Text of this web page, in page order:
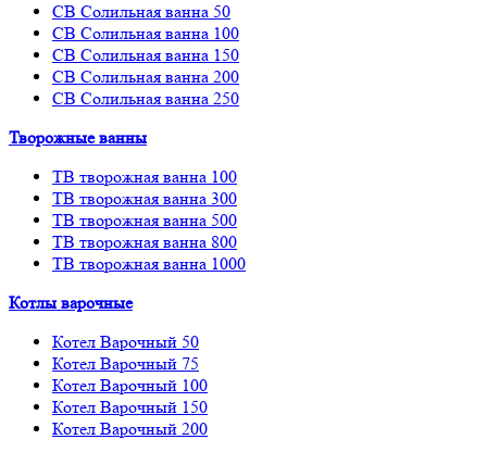
СВ Солильная ванна 50
СВ Солильная ванна 100
СВ Солильная ванна 150
СВ Солильная ванна 200
СВ Солильная ванна 250
Творожные ванны
ТВ творожная ванна 100
ТВ творожная ванна 300
ТВ творожная ванна 500
ТВ творожная ванна 800
ТВ творожная ванна 1000
Котлы варочные
Котел Варочный 50
Котел Варочный 75
Котел Варочный 100
Котел Варочный 150
Котел Варочный 200